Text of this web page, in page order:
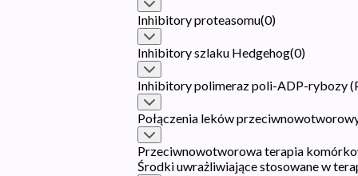
Inhibitory proteasomu(0)
Inhibitory szlaku Hedgehog(0)
Inhibitory polimeraz poli-ADP-rybozy
Połączenia leków
Przeciwnowotworowa terapia
Środki uwrażliwiające stosowane w